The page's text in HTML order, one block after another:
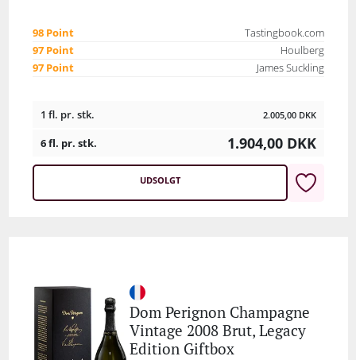
98 Point
Tastingbook.com
97 Point
Houlberg
97 Point
James Suckling
1 fl. pr. stk. 2.005,00 DKK
6 fl. pr. stk. 1.904,00 DKK
UDSOLGT
Dom Perignon Champagne
Vintage 2008 Brut, Legacy
Edition Giftbox